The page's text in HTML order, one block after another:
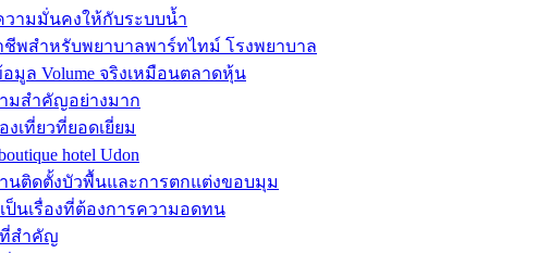
ความมั่นคงให้กับระบบน้ำ
พสำหรับพยาบาลพาร์ทไทม์ โรงพยาบาล
มูล Volume จริงเหมือนตลาดหุ้น
มสำคัญอย่างมาก
เที่ยวที่ยอดเยี่ยม
hotel Udon
นติดตั้งบัวพื้นและการตกแต่งขอบมุม
ป็นเรื่องที่ต้องการความอดทน
ที่สำคัญ